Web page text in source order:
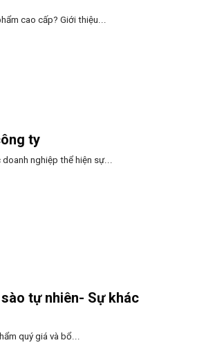
cao cấp? Giới thiệu...
ty
nghiệp thể hiện sự...
tự nhiên- Sự khác
quý giá và bổ...